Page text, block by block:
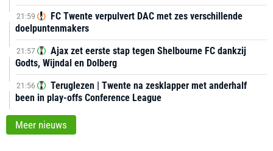
21:59
FC Twente verpulvert DAC met zes verschillende
doelpuntenmakers
21:57
Ajax zet eerste stap tegen Shelbourne FC dankzij
Godts, Wijndal en Dolberg
21:56
Teruglezen | Twente na zesklapper met anderhalf
been in play-offs Conference League
Meer nieuws